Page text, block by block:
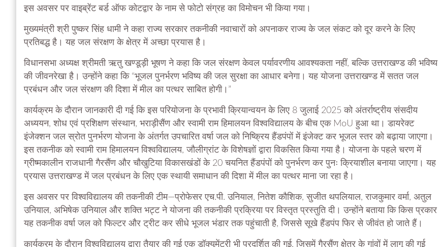
इस अवसर पर वाइब्रेंट बर्ड ऑफ कोटद्वार के नाम से फोटो संग्रह का विमोचन भी किया गया।
मुख्यमंत्री श्री पुष्कर सिंह धामी ने कहा राज्य सरकार तकनीकी नवाचारों को अपनाकर राज्य के जल संकट को दूर करने के लिए
प्रतिबद्ध है। यह जल संरक्षण के क्षेत्र में अच्छा प्रयास है।
विधानसभा अध्यक्ष श्रीमती ऋतु खण्डूड़ी भूषण ने कहा कि जल संरक्षण केवल पर्यावरणीय आवश्यकता नहीं, बल्कि उत्तराखण्ड की भविष्य
की जीवनरेखा है। उन्होंने कहा कि “भूजल पुनर्भरण भविष्य की जल सुरक्षा का आधार बनेगा। यह योजना उत्तराखण्ड में सतत जल
प्रबंधन और जल संरक्षण की दिशा में मील का पत्थर साबित होगी।”
कार्यक्रम के दौरान जानकारी दी गई कि इस परियोजना के प्रभावी क्रियान्वयन के लिए 8 जुलाई 2025 को अंतर्राष्ट्रीय संसदीय
अध्ययन, शोध एवं प्रशिक्षण संस्थान, भराड़ीसैंण और स्वामी राम हिमालयन विश्वविद्यालय के बीच एक MoU हुआ था। डायरेक्ट
इंजेक्शन जल स्रोत पुनर्भरण योजना के अंतर्गत उपचारित वर्षा जल को निष्क्रिय हैंडपंपों में इंजेक्ट कर भूजल स्तर को बढ़ाया जाएगा।
इस तकनीक को स्वामी राम हिमालयन विश्वविद्यालय, जौलीग्रांट के विशेषज्ञों द्वारा विकसित किया गया है। योजना के पहले चरण में
ग्रीष्मकालीन राजधानी गैरसैंण और चौखुटिया विकासखंडों के 20 चयनित हैंडपंपों को पुनर्भरण कर पुनः क्रियाशील बनाया जाएगा। यह
प्रयास उत्तराखण्ड में जल प्रबंधन के लिए एक स्थायी समाधान की दिशा में मील का पत्थर माना जा रहा है।
इस अवसर पर विश्वविद्यालय की तकनीकी टीम—प्रोफेसर एच.पी. उनियाल, नितेश कौशिक, सुजीत थपलियाल, राजकुमार वर्मा, अतुल
उनियाल, अभिषेक उनियाल और शक्ति भट्ट ने योजना की तकनीकी प्रक्रिया पर विस्तृत प्रस्तुति दी। उन्होंने बताया कि किस प्रकार
यह तकनीक वर्षा जल को फिल्टर और ट्रीट कर सीधे भूजल भंडार तक पहुंचाती है, जिससे सूखे हैंडपंप फिर से जीवंत हो जाते हैं।
कार्यक्रम के दौरान विश्वविद्यालय द्वारा तैयार की गई एक डॉक्यूमेंट्री भी प्रदर्शित की गई, जिसमें गैरसैंण क्षेत्र के गांवों में लागू की गई